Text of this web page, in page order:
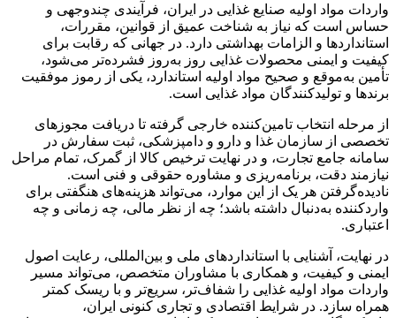
واردات مواد اولیه صنایع غذایی در ایران، فرآیندی چندوجهی و
حساس است که نیاز به شناخت عمیق از قوانین، مقررات،
استانداردها و الزامات بهداشتی دارد. در جهانی که رقابت برای
کیفیت و ایمنی محصولات غذایی روز به‌روز فشرده‌تر می‌شود،
تأمین به‌موقع و صحیح مواد اولیه استاندارد، یکی از رموز موفقیت
برندها و تولیدکنندگان مواد غذایی است.
از مرحله انتخاب تامین‌کننده خارجی گرفته تا دریافت مجوزهای
تخصصی از سازمان غذا و دارو و دامپزشکی، ثبت سفارش در
سامانه جامع تجارت، و در نهایت ترخیص کالا از گمرک، تمام مراحل
نیازمند دقت، برنامه‌ریزی و مشاوره حقوقی و فنی است.
نادیده‌گرفتن هر یک از این موارد، می‌تواند هزینه‌های هنگفتی برای
واردکننده به‌دنبال داشته باشد؛ چه از نظر مالی، چه زمانی و چه
اعتباری.
در نهایت، آشنایی با استانداردهای ملی و بین‌المللی، رعایت اصول
ایمنی و کیفیت، و همکاری با مشاوران متخصص، می‌تواند مسیر
واردات مواد اولیه غذایی را شفاف‌تر، سریع‌تر و با ریسک کمتر
همراه سازد. در شرایط اقتصادی و تجاری کنونی ایران،